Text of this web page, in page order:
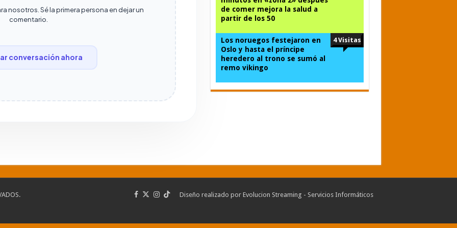
nosotros. Sé la primera persona en dejar un
comentario.
conversación ahora
de comer mejora la salud a
partir de los 50
Los noruegos festejaron en
Oslo y hasta el príncipe
heredero al trono se sumó al
remo vikingo
4 Visitas
Diseño realizado por Evolucion Streaming - Servicios Informáticos